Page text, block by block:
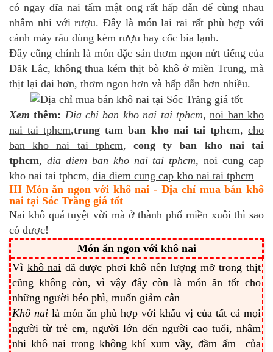
có ngay đĩa nai tẩm mật ong rất hấp dẫn để cùng nhau
nhâm nhi với rượu. Đây là món lai rai rất phù hợp với
cánh mày râu dùng kèm rượu hay cốc bia lạnh.
Đây cũng chính là món đặc sản thơm ngon nứt tiếng của
Đăk Lắc, không thua kém thịt bò khô ở miền Trung, mà
thịt lại dai hơn, thơm ngon hơn và hấp dẫn hơn nhiều.
Xemthêm: Diachi ban kho nai tai tphcm,noi ban kho
nai tai tphcm,trung tam ban kho nai tai tphcm,cho
ban kho nai tai tphcm,cong ty ban kho nai tai
tphcm, dia diem ban kho nai tai tphcm, noi cung cap
kho nai tai tphcm, dia diem cung cap kho nai tai tphcm
III Món ăn ngon với khô nai - Địa chỉ mua bán khô
nai tại Sóc Trăng giá tốt
Nai khô quá tuyệt vời mà ở thành phố miền xuôi thì sao
có được!
Món ăn ngon với khô nai
Vì khô nai đã được phơi khô nên lượng mỡ trong thịt
cũng không còn, vì vậy đây còn là món ăn tốt cho
những người béo phì, muốn giảm cân
Khô nai là món ăn phù hợp với khẩu vị của tất cả mọi
người từ trẻ em, người lớn đến người cao tuổi, nhâm
nhi khô nai trong không khí xum vầy, đầm ấm của